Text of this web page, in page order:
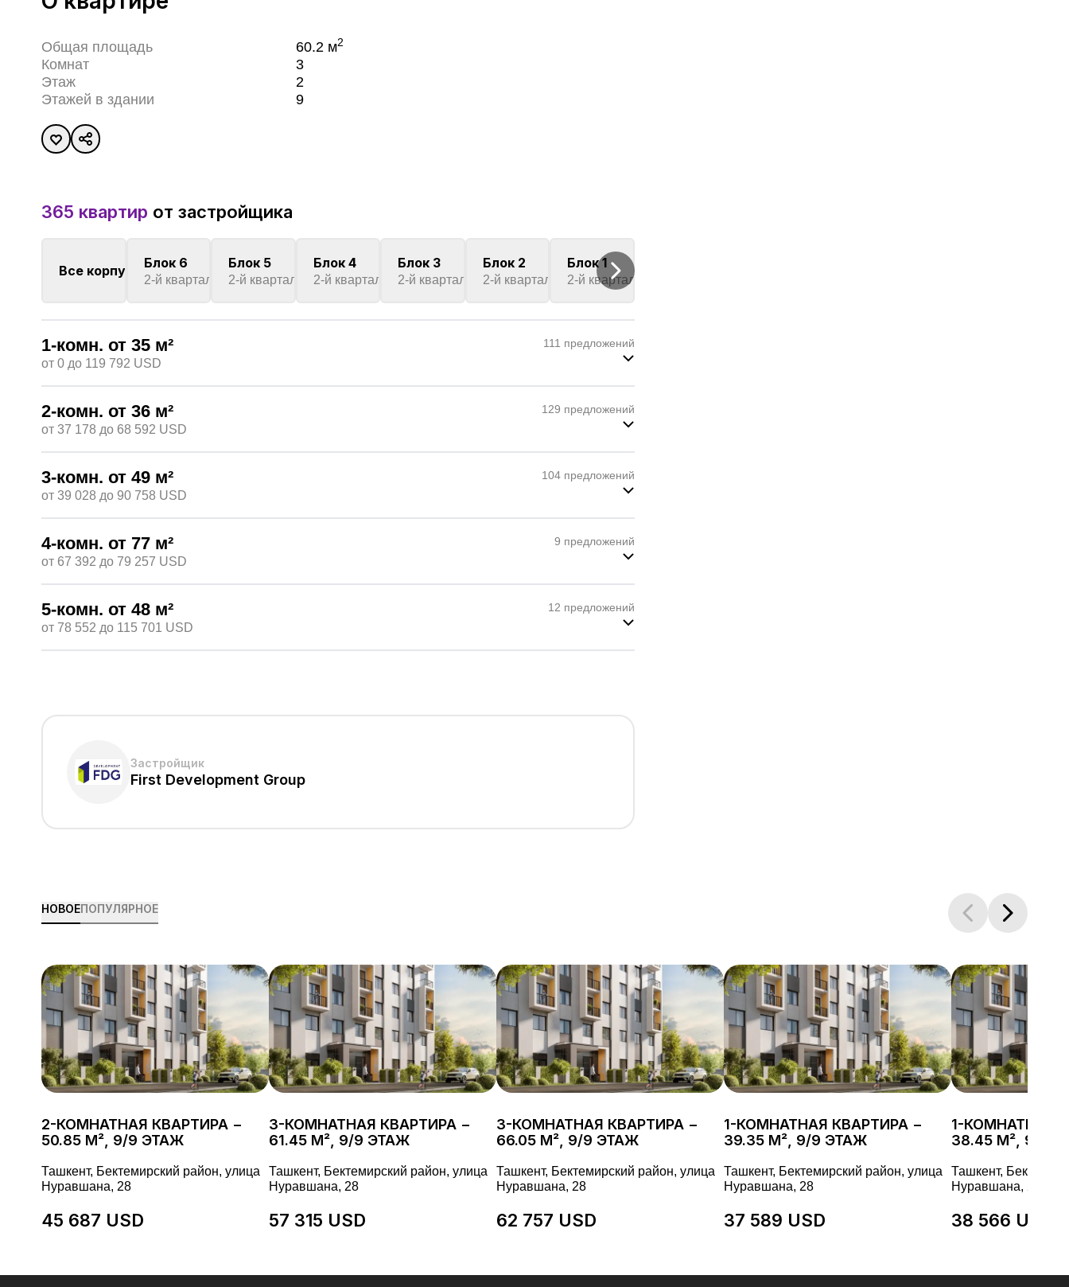
Общая площадь 60.2 м2
Комнат
3
Этаж
2
Этажей в здании
9
365 квартир от застройщика
Все корпусы Блок 6
2-й квартал 2025
Блок 5
2-й квартал 2025
Блок 4
2-й квартал 2025
Блок 3
2-й квартал 2025
Блок 2
2-й квартал 2025
Блок 1
2-й квартал
1-комн. от 35 м²
от 0 до 119 792 USD
111 предложений
2-комн. от 36 м²
от 37 178 до 68 592 USD
129 предложений
3-комн. от 49 м²
от 39 028 до 90 758 USD
104 предложений
4-комн. от 77 м²
от 67 392 до 79 257 USD
9 предложений
5-комн. от 48 м²
от 78 552 до 115 701 USD
12 предложений
Застройщик
First Development Group
НОВОЕПОПУЛЯРНОЕ
2-КОМНАТНАЯ КВАРТИРА −
50.85 М², 9/9 ЭТАЖ
Ташкент, Бектемирский район, улица
Нуравшана, 28
45 687 USD
3-КОМНАТНАЯ КВАРТИРА −
61.45 М², 9/9 ЭТАЖ
Ташкент, Бектемирский район, улица
Нуравшана, 28
57 315 USD
3-КОМНАТНАЯ КВАРТИРА −
66.05 М², 9/9 ЭТАЖ
Ташкент, Бектемирский район, улица
Нуравшана, 28
62 757 USD
1-КОМНАТНАЯ КВАРТИРА −
39.35 М², 9/9 ЭТАЖ
Ташкент, Бектемирский район, улица
Нуравшана, 28
37 589 USD
1-КОМНАТНАЯ
38.45 М², 9/9
Ташкент,
Нуравшана, 28
38 566 USD